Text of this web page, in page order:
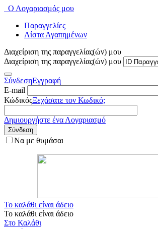
Ο Λογαριασμός μου
Παραγγελίες
Λίστα Αγαπημένων
Διαχείριση της παραγγελίας(ών) μου
Διαχείριση της παραγγελίας(ών) μου
ΣύνδεσηΕγγραφή
E-mail
ΚώδικόςΞεχάσατε τον Κωδικό;
Δημιουργήστε ένα Λογαριασμό
Σύνδεση
Να με θυμάσαι
Το καλάθι είναι άδειο
Το καλάθι είναι άδειο
Στο Καλάθι